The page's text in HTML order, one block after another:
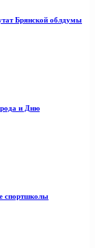
Брянской облдумы
и Дню
спортшколы